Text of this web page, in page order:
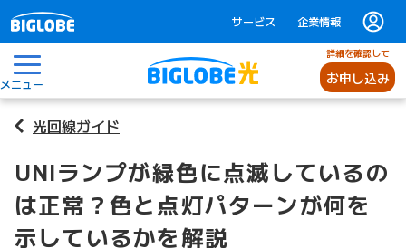
サービス 企業情報
メニュー
詳細を確認して
お申し込み
光回線ガイド
UNIランプが緑色に点滅しているの
は正常？色と点灯パターンが何を
示しているかを解説